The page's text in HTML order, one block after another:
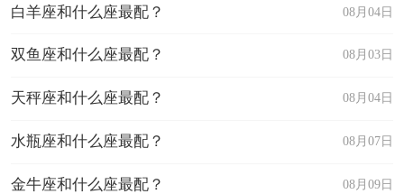
08月04日
白羊座和什么座最配？
08月03日
双鱼座和什么座最配？
08月04日
天秤座和什么座最配？
08月07日
水瓶座和什么座最配？
08月09日
金牛座和什么座最配？